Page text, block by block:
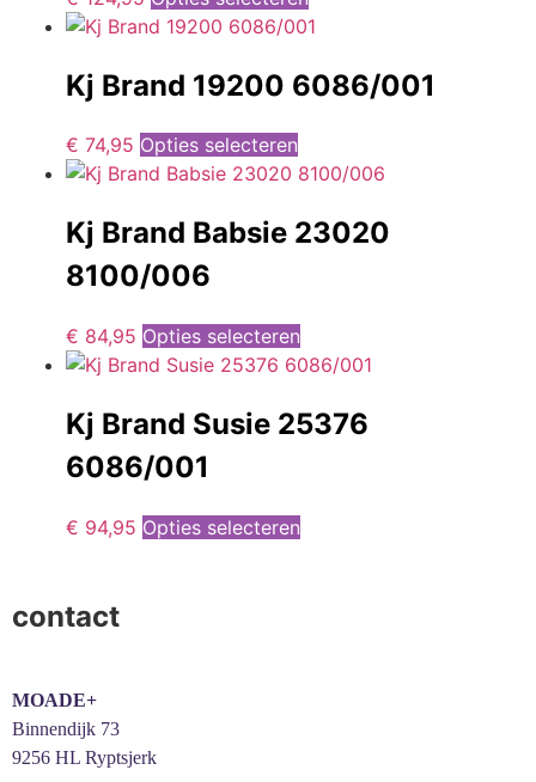
Kj Brand 19200 6086/001
€ 74,95 Opties selecteren
Kj Brand Babsie 23020
8100/006
€ 84,95 Opties selecteren
Kj Brand Susie 25376
6086/001
€ 94,95 Opties selecteren
contact
MOADE+
Binnendijk 73
9256 HL Ryptsjerk